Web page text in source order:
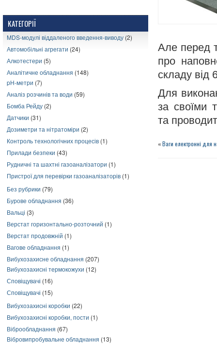
КАТЕГОРІЇ
MDS-модулі віддаленого введення-виводу (2)
Автомобільні агрегати (24)
Алкотестери (5)
Аналітичне обладнання (148)
pH-метри (7)
Аналіз розчинів та води (59)
Бомба Рейду (2)
Датчики (31)
Дозиметри та нітратоміри (2)
Контроль технологічних процесів (1)
Прилади безпеки (43)
Рудничні та шахтні газоаналізатори (1)
Пристрої для перевірки газоаналізаторів (1)
Без рубрики (79)
Бурове обладнання (36)
Вальці (3)
Верстат горизонтально-розточний (1)
Верстат продовжній (1)
Вагове обладнання (1)
Вибухозахисне обладнання (207)
Вибухозахисні термокожухи (12)
Сповіщувачі (16)
Сповіщувачі (15)
Вибухозахисні коробки (22)
Вибухозахисні коробки, пости (1)
Віброобладнання (67)
Вібровипробувальне обладнання (13)
Але перед
про
складу від
Для
за своїми
та
«Ваги електронні для